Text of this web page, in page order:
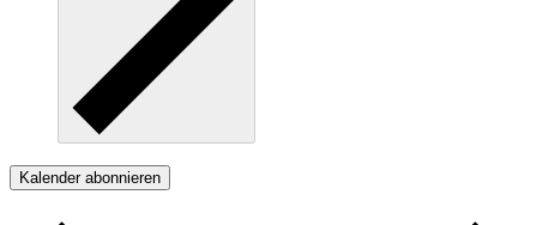
Kalender abonnieren